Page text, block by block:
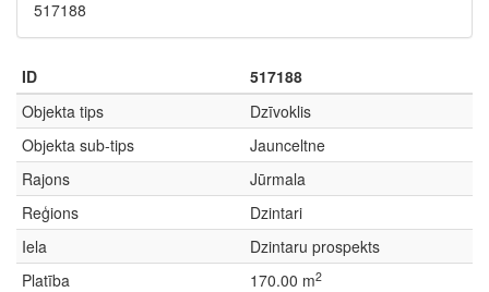
517188
ID
517188
Objekta tips
Dzīvoklis
Objekta sub-tips
Jaunceltne
Rajons
Jūrmala
Reģions
Dzintari
Iela
Dzintaru prospekts
Platība
170.00 m2